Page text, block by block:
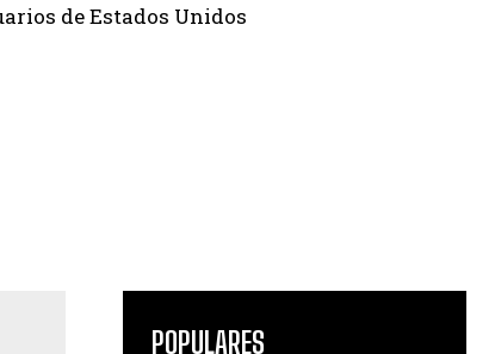
de Estados Unidos
POPULARES